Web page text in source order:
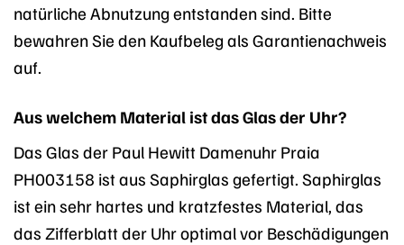
natürliche Abnutzung entstanden sind. Bitte
bewahren Sie den Kaufbeleg als Garantienachweis
auf.
Aus welchem Material ist das Glas der Uhr?
Das Glas der Paul Hewitt Damenuhr Praia
PH003158 ist aus Saphirglas gefertigt. Saphirglas
ist ein sehr hartes und kratzfestes Material, das
das Zifferblatt der Uhr optimal vor Beschädigungen